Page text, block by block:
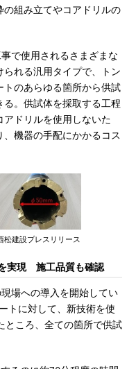
の組み立てやコアドリルの
で使用されるさまざまな
られる汎用タイプで、トン
トのあらゆる箇所から供試
。供試体を採取する工程
アドリルを使用しないた
機器の手配にかかるコス
建設プレスリリース
実現 施工品質も確認
場への導入を開始してい
トに対して、新技術を使
ところ、全ての箇所で供試